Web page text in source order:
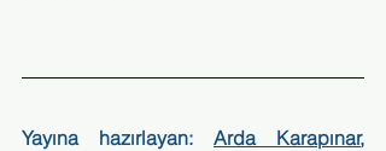
Yayına hazırlayan: Arda Karapınar,